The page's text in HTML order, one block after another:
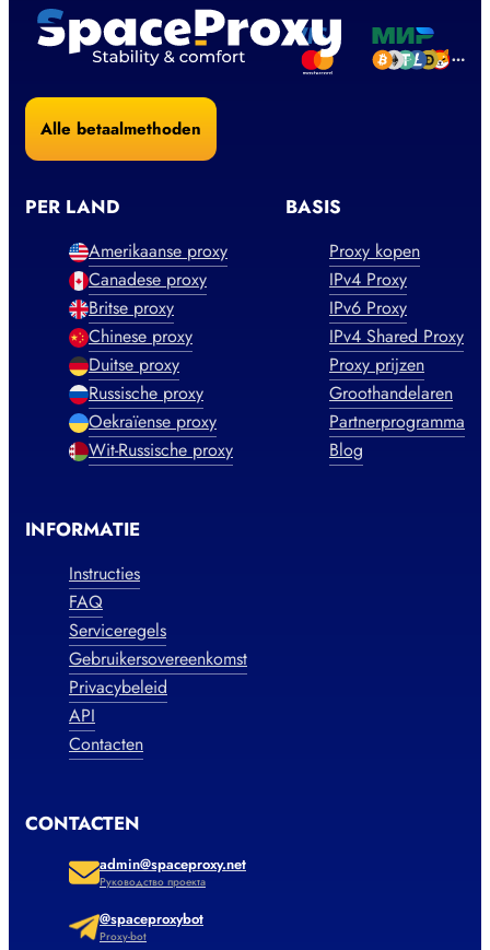
Alle betaalmethoden
PER LAND
Amerikaanse proxy
Canadese proxy
Britse proxy
Chinese proxy
Duitse proxy
Russische proxy
Oekraïense proxy
Wit-Russische proxy
BASIS
Proxy kopen
IPv4 Proxy
IPv6 Proxy
IPv4 Shared Proxy
Proxy prijzen
Groothandelaren
Partnerprogramma
Blog
INFORMATIE
Instructies
FAQ
Serviceregels
Gebruikersovereenkomst
Privacybeleid
API
Contacten
CONTACTEN
admin@spaceproxy.net
Руководство проекта
@spaceproxybot
Proxy-bot